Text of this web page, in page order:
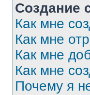
Создание
Как мне
Как мне
Как мне
Как мне
Почему я